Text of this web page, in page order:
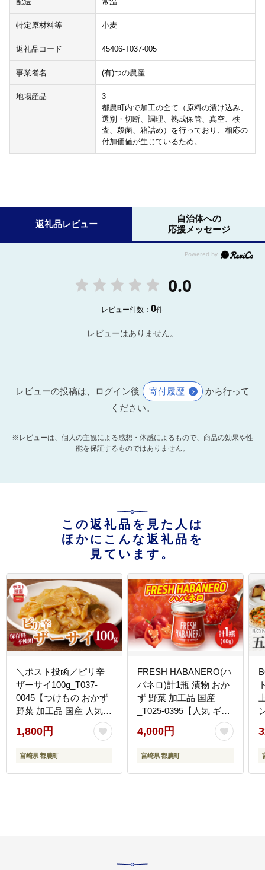
特定原材料等 小麦
返礼品コード 45406-T037-005
事業者名 (有)つの農産
地場産品
3
都農町内で加工の全て（原料の漬け込み、
選別・切断、調理、熟成保管、真空、検
査、殺菌、箱詰め）を行っており、相応の
付加価値が生じているため。
返礼品レビュー
自治体への
応援メッセージ
0.0
レビュー件数：0件
レビューはありません。
レビューの投稿は、ログイン後 寄付履歴
から行って
ください。
※レビューは、個人の主観による感想・体感によるもので、商品の効果や性
能を保証するものではありません。
この返礼品を見た人は
ほかにこんな返礼品を
見ています。
＼ポスト投函／ピリ辛
ザーサイ100g_T037-
0045【つけもの おかず
野菜 加工品 国産 人気
ギフト つけもの 食品 和
食 ご飯 贈り物 送料無料
プレゼント】
1,800円
宮崎県 都農町
FRESH HABANERO(ハ
バネロ)計1瓶 漬物 おか
ず 野菜 加工品 国産
_T025-0395【人気 ギフ
ト おかず 食品 つけもの
和食 ご飯 贈り物 送料無
料 プレゼント】
4,000円
宮崎県 都農町